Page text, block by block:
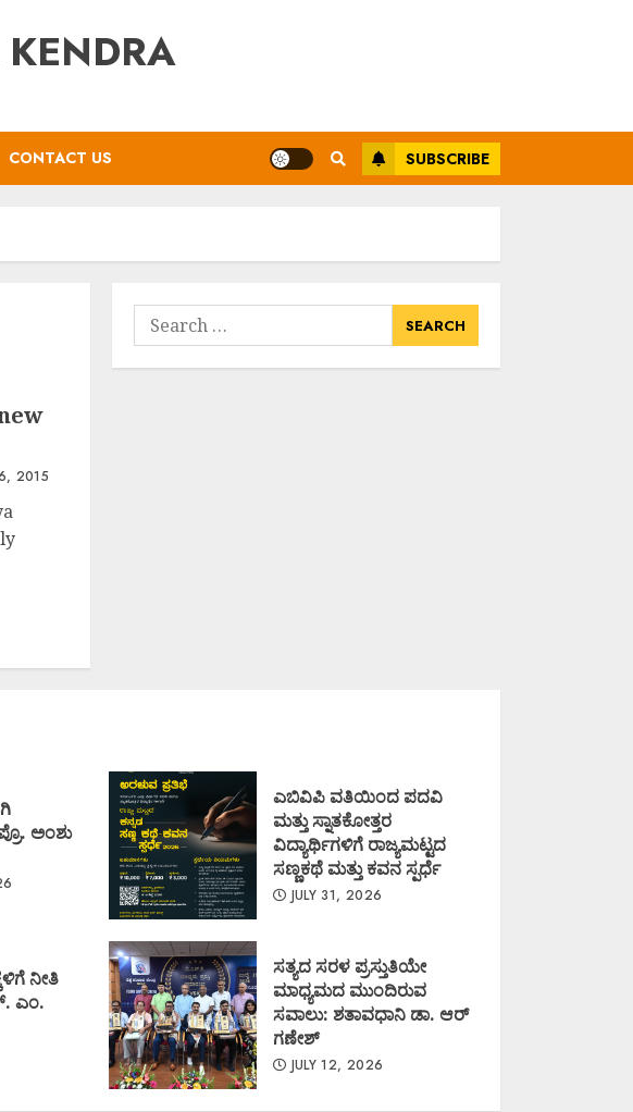
CONTACT US SUBSCRIBE
2015
Search
for:
ಅಂಶು
ಎಬಿವಿಪಿ ವತಿಯಿಂದ ಪದವಿ
ಮತ್ತು ಸ್ನಾತಕೋತ್ತರ
ವಿದ್ಯಾರ್ಥಿಗಳಿಗೆ ರಾಜ್ಯಮಟ್ಟದ
ಸಣ್ಣಕಥೆ ಮತ್ತು ಕವನ ಸ್ಪರ್ಧೆ
JULY 31, 2026
ನೀತಿ
ಎಂ.
ಸತ್ಯದ ಸರಳ ಪ್ರಸ್ತುತಿಯೇ
ಮಾಧ್ಯಮದ ಮುಂದಿರುವ
ಸವಾಲು: ಶತಾವಧಾನಿ ಡಾ. ಆರ್
ಗಣೇಶ್
JULY 12, 2026